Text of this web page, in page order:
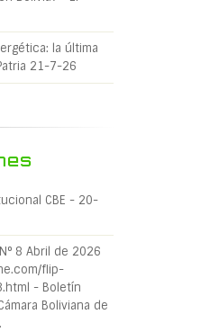
la última
21-7-26
CBE - 20-
N° 8 Abril de 2026
flip-
- Boletín
Boliviana de